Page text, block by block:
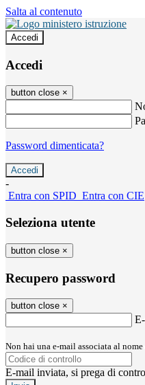
Salta al contenuto
Accedi
Accedi
button close ×
Password dimenticata?
-
Entra con SPID Entra con CIE
Seleziona utente
button close ×
Recupero password
button close ×
Non hai una e-mail associata al
E-mail inviata, si prega di